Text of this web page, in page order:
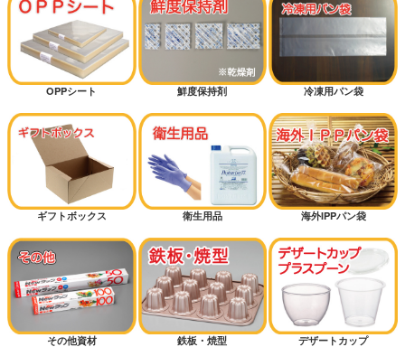
OPPシート 鮮度保持剤 冷凍用パン袋
ギフトボックス 衛生用品 海外IPPパン袋
その他資材 鉄板・焼型 デザートカップ